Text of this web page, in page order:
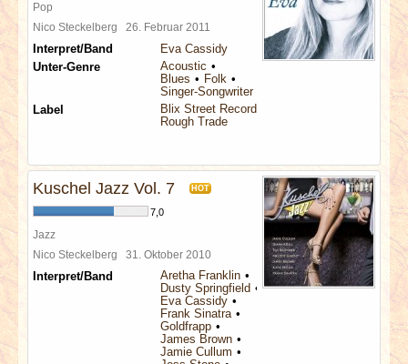
Pop
Nico Steckelberg 26. Februar 2011
Interpret/Band
Eva Cassidy
Unter-Genre
Acoustic
Blues
Folk
Singer-Songwriter
Label
Blix Street Records
Rough Trade
Kuschel Jazz Vol. 7 HOT
7,0
Jazz
Nico Steckelberg 31. Oktober 2010
Interpret/Band
Aretha Franklin
Dusty Springfield
Eva Cassidy
Frank Sinatra
Goldfrapp
James Brown
Jamie Cullum